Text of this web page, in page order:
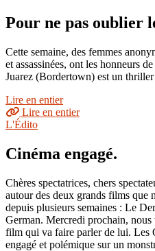
Pour ne pas oublier
Cette semaine, des femmes
et assassinées, ont les honneurs
Juarez (Bordertown) est un thriller
Lire en entier
Lire en entier
L'Édito
Cinéma engagé.
Chères spectatrices, chers
autour des deux grands films que
depuis plusieurs semaines : Le
German. Mercredi prochain, nous
film qui va faire parler de lui. Les
engagé et polémique sur un